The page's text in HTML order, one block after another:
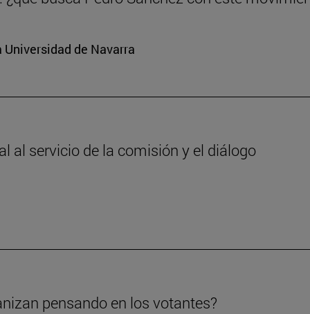
de Navarra
al servicio de la comisión y el diálogo
pensando en los votantes?